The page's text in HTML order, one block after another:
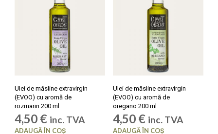
Ulei de măsline extravirgin
(EVOO) cu aromă de
rozmarin 200 ml
4,50 € inc. TVA
ADAUGĂ ÎN COȘ
Ulei de măsline extravirgin
(EVOO) cu aromă de
oregano 200 ml
4,50 € inc. TVA
ADAUGĂ ÎN COȘ